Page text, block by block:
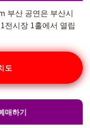
부산 공연은 부산시
전시장 1홀에서 열립
도
매하기